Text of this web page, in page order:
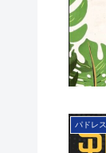
パドレス